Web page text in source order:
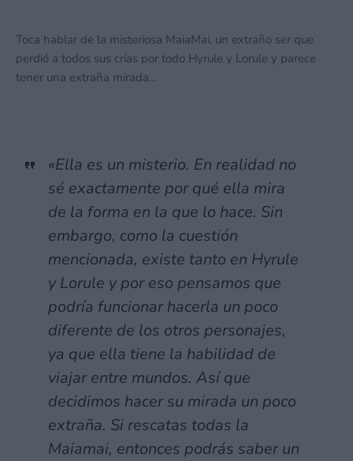
Toca hablar de la misteriosa MaiaMai, un extraño ser que
perdió a todos sus crías por todo Hyrule y Lorule y parece
tener una extraña mirada…
«Ella es un misterio. En realidad no
sé exactamente por qué ella mira
de la forma en la que lo hace. Sin
embargo, como la cuestión
mencionada, existe tanto en Hyrule
y Lorule y por eso pensamos que
podría funcionar hacerla un poco
diferente de los otros personajes,
ya que ella tiene la habilidad de
viajar entre mundos. Así que
decidimos hacer su mirada un poco
extraña. Si rescatas todas la
Maiamai, entonces podrás saber un